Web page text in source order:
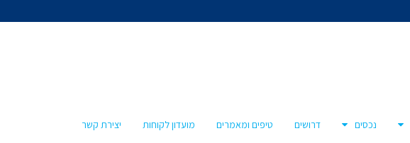
נכסים דרושים טיפים ומאמרים מועדון לקוחות יצירת קשר
טלי עזרא